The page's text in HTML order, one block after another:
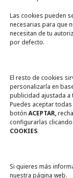
Las cookies pueden
necesarias para que
necesitan de tu
por defecto.
El resto de cookies
personalizarla en
publicidad ajustada
Puedes aceptar
botón ACEPTAR,
configurarlas
COOKIES.
Si quieres más
nuestra página web.
A un click
Tienda online